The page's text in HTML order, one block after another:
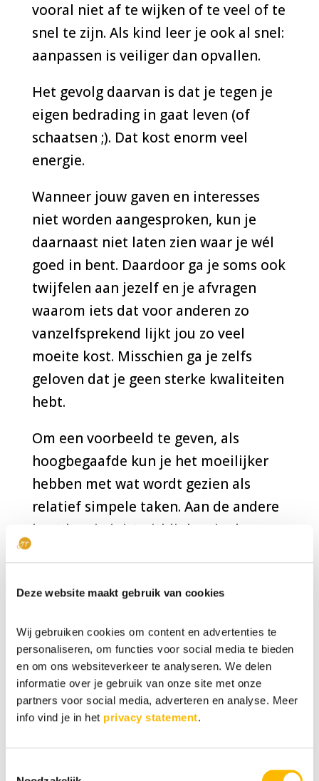
Deze website maakt gebruik van cookies
Wij gebruiken cookies om content en advertenties te
personaliseren, om functies voor social media te bieden
en om ons websiteverkeer te analyseren. We delen
informatie over je gebruik van onze site met onze
partners voor social media, adverteren en analyse. Meer
info vind je in het privacy statement.
vooral niet af te wijken of te veel of te
snel te zijn. Als kind leer je ook al snel:
aanpassen is veiliger dan opvallen.
Het gevolg daarvan is dat je tegen je
eigen bedrading in gaat leven (of
schaatsen ;). Dat kost enorm veel
energie.
Wanneer jouw gaven en interesses
niet worden aangesproken, kun je
daarnaast niet laten zien waar je wél
goed in bent. Daardoor ga je soms ook
twijfelen aan jezelf en je afvragen
waarom iets dat voor anderen zo
vanzelfsprekend lijkt jou zo veel
moeite kost. Misschien ga je zelfs
geloven dat je geen sterke kwaliteiten
hebt.
Om een voorbeeld te geven, als
hoogbegaafde kun je het moeilijker
hebben met wat wordt gezien als
relatief simpele taken. Aan de andere
kant kun je juist uitblinken in de
je eerst de simpele dingen moet
dingen aankunt.
Dat betekent dat je als hoogbegaafde
soms heel hard probeert om zo goed
mogelijk te worden in iets waar jij niet
de natuurlijke kwaliteiten voor hebt,
terwijl er te weinig ruimte is voor dat